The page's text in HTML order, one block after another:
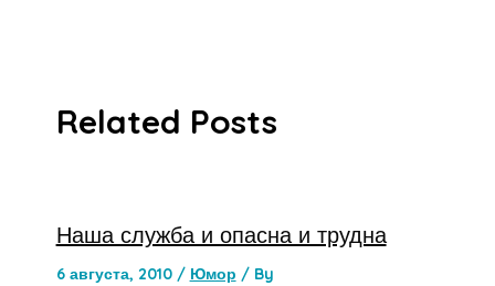
Related Posts
Наша служба и опасна и трудна
6 августа, 2010 / Юмор / By